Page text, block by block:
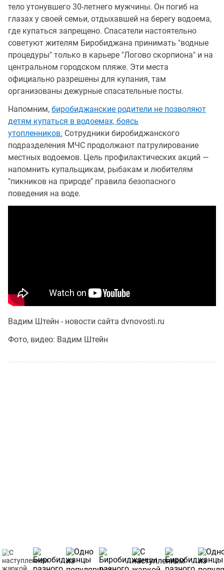
тело утонувшего 30-летнего мужчины. Он погиб на
глазах у своей семьи, отдыхавшей на берегу водоема,
где купаться запрещено. Спасатели настоятельно
советуют жителям Биробиджана принимать "водные
процедуры" только в карьере "Логово скорпиона" и на
центральном городском пляже. Эти места
официально разрешены для купания, там
организованы дежурные спасательные посты.
Напомним, биробиджанские родители не позволяют
детям купаться в водоемах, боясь
утопленников. Сотрудники биробиджанского
подразделения МЧС продолжают патрулирование
местных водоемов. Цель профилактических акций —
напомнить купальщикам, рыбакам и любителям
"пикников на природе" правила безопасного
поведения на воде.
Вадим Штейн - новости сайта dvnovosti.ru
Фото, видео: Вадим Штейн